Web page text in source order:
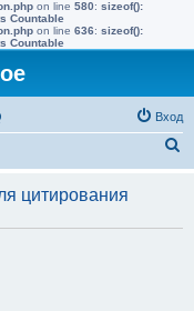
on line 580: sizeof():
Countable
on line 636: sizeof():
Countable
Вход
с
цитирования